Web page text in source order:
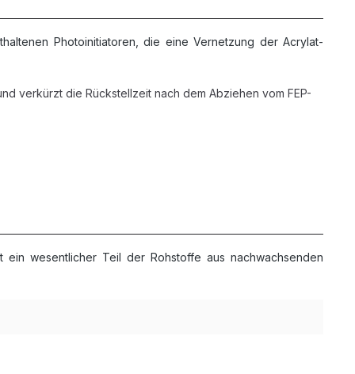
Photoinitiatoren, die eine Vernetzung der Acrylat-
verkürzt die Rückstellzeit nach dem Abziehen vom FEP-
ein wesentlicher Teil der Rohstoffe aus nachwachsenden